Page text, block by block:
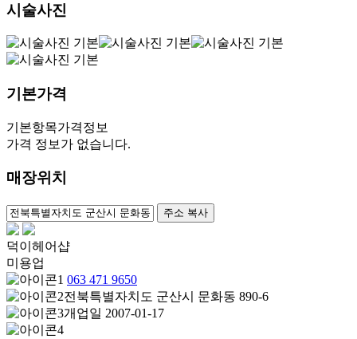
시술사진
기본가격
기본항목가격정보
가격 정보가 없습니다.
매장위치
주소 복사
덕이헤어샵
미용업
063 471 9650
전북특별자치도 군산시 문화동 890-6
개업일 2007-01-17